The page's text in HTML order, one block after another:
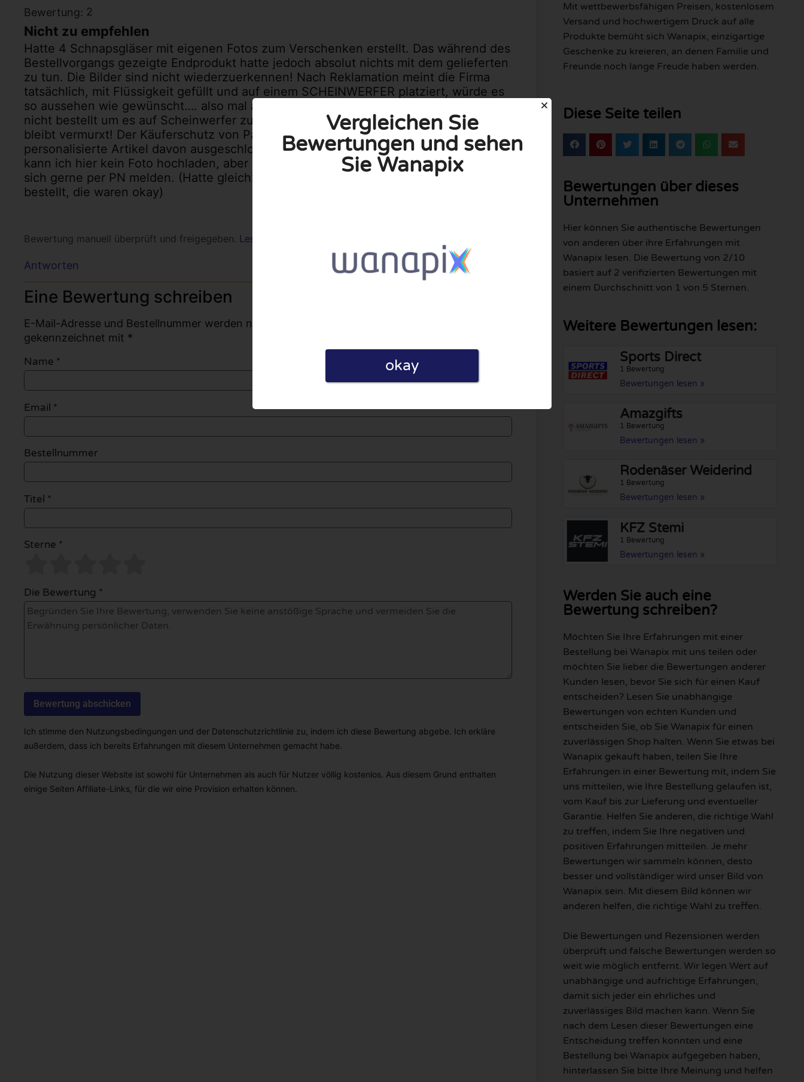
Bewertung: 2
Nicht zu empfehlen
Hatte 4 Schnapsgläser mit eigenen Fotos zum Verschenken erstellt. Das während des
Bestellvorgangs gezeigte Endprodukt hatte jedoch absolut nichts mit dem gelieferten
zu tun. Die Bilder sind nicht wiederzuerkennen! Nach Reklamation meint die Firma
tatsächlich, mit Flüssigkeit gefüllt und auf einem SCHEINWERFER platziert, würde es
so aussehen wie gewünscht…. also mal abgesehen davon, dass man solch ein Glas
nicht bestellt um es auf Scheinwerfer zu stellen, ist dem logischerweise nicht so! Es
bleibt vermurxt! Der Käuferschutz von PayPal greift leider auch nicht, weil
personalisierte Artikel davon ausgeschlossen sind und das weiß die Firma. Leider
kann ich hier kein Foto hochladen, aber wer die Schundarbeit sehen möchte, kann
sich gerne per PN melden. (Hatte gleichzeitig noch zwei Biergläser nur mit Schriftzug
bestellt, die waren okay)
Bewertung manuell überprüft und freigegeben. Lesen Sie unsere Richtlinien
Antworten
Eine Bewertung schreiben
E-Mail-Adresse und Bestellnummer werden nicht veröffentlicht. Pflichtfelder sind
gekennzeichnet mit *
Name *
Email *
Bestellnummer
Titel *
Sterne *
Die Bewertung *
Ich stimme den Nutzungsbedingungen und der Datenschutzrichtlinie zu, indem ich diese Bewertung abgebe. Ich erkläre
außerdem, dass ich bereits Erfahrungen mit diesem Unternehmen gemacht habe.
Die Nutzung dieser Website ist sowohl für Unternehmen als auch für Nutzer völlig kostenlos. Aus diesem Grund enthalten
einige Seiten Affiliate-Links, für die wir eine Provision erhalten können.
Mit wettbewerbsfähigen Preisen, kostenlosem
Versand und hochwertigem Druck auf alle
Produkte bemüht sich Wanapix, einzigartige
Geschenke zu kreieren, an denen Familie und
Freunde noch lange Freude haben werden.
Diese Seite teilen
Bewertungen über dieses
Unternehmen
Hier können Sie authentische Bewertungen
von anderen über ihre Erfahrungen mit
Wanapix lesen. Die Bewertung von 2/10
basiert auf 2 verifizierten Bewertungen mit
einem Durchschnitt von 1 von 5 Sternen.
Weitere Bewertungen lesen:
Sports Direct
1 Bewertung
Bewertungen lesen »
Amazgifts
1 Bewertung
Bewertungen lesen »
Rodenäser Weiderind
1 Bewertung
Bewertungen lesen »
KFZ Stemi
1 Bewertung
Bewertungen lesen »
Werden Sie auch eine
Bewertung schreiben?
Möchten Sie Ihre Erfahrungen mit einer
Bestellung bei Wanapix mit uns teilen oder
möchten Sie lieber die Bewertungen anderer
Kunden lesen, bevor Sie sich für einen Kauf
entscheiden? Lesen Sie unabhängige
Bewertungen von echten Kunden und
entscheiden Sie, ob Sie Wanapix für einen
zuverlässigen Shop halten. Wenn Sie etwas bei
Wanapix gekauft haben, teilen Sie Ihre
Erfahrungen in einer Bewertung mit, indem Sie
uns mitteilen, wie Ihre Bestellung gelaufen ist,
vom Kauf bis zur Lieferung und eventueller
Garantie. Helfen Sie anderen, die richtige Wahl
zu treffen, indem Sie Ihre negativen und
positiven Erfahrungen mitteilen. Je mehr
Bewertungen wir sammeln können, desto
besser und vollständiger wird unser Bild von
Wanapix sein. Mit diesem Bild können wir
anderen helfen, die richtige Wahl zu treffen.
Die Bewertungen und Rezensionen werden
überprüft und falsche Bewertungen werden so
weit wie möglich entfernt. Wir legen Wert auf
unabhängige und aufrichtige Erfahrungen,
damit sich jeder ein ehrliches und
zuverlässiges Bild machen kann. Wenn Sie
nach dem Lesen dieser Bewertungen eine
Entscheidung treffen konnten und eine
Bestellung bei Wanapix aufgegeben haben,
hinterlassen Sie bitte Ihre Meinung und helfen
Vergleichen Sie
Bewertungen und sehen
Sie Wanapix
okay